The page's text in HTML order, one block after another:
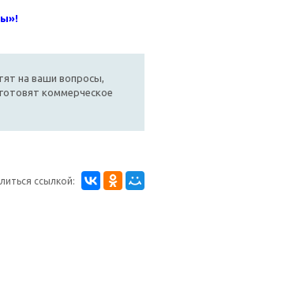
на ваши вопросы,
коммерческое
ссылкой: